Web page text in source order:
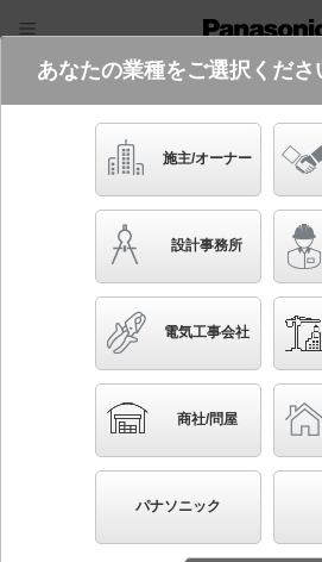
電気・建築設備（ビジネス）
フリーワード
品番・キーワード
かんたん照度計
壁直付型・据置取付型 LED（
ト・門柱灯 密閉型 LED電球交
球40形1灯器具相当
あなたの業種をご選択くださ
施主/オーナー
設計事務所
電気工事会社
商社/問屋
パナソニック